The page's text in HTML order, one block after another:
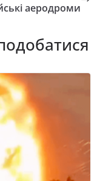
аеродроми